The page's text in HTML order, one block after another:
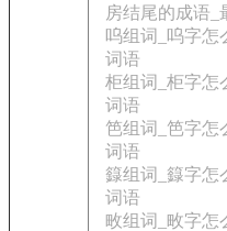
房结尾的成语_
呜组词_呜字怎
词语
柜组词_柜字怎
词语
笆组词_笆字怎
词语
籙组词_籙字怎
词语
畋组词_畋字怎